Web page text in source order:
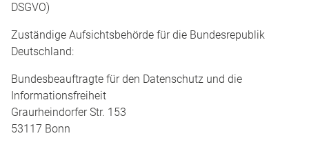
DSGVO)
Zuständige Aufsichtsbehörde für die Bundesrepublik
Deutschland:
Bundesbeauftragte für den Datenschutz und die
Informationsfreiheit
Graurheindorfer Str. 153
53117 Bonn